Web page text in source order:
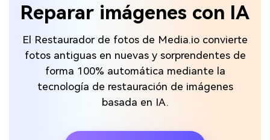
Reparar imágenes con IA
El Restaurador de fotos de Media.io convierte
fotos antiguas en nuevas y sorprendentes de
forma 100% automática mediante la
tecnología de restauración de imágenes
basada en IA.